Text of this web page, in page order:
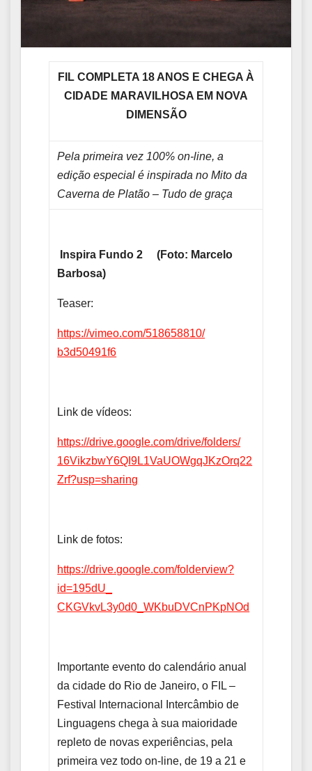
FIL COMPLETA 18 ANOS E CHEGA À
CIDADE MARAVILHOSA EM NOVA
DIMENSÃO
Pela primeira vez 100% on-line, a
edição especial é inspirada no Mito da
Caverna de Platão – Tudo de graça
Inspira Fundo 2 (Foto: Marcelo
Barbosa)
Teaser:
https://vimeo.com/518658810/
b3d50491f6
Link de vídeos:
https://drive.google.com/drive/folders/
16VikzbwY6QI9L1VaUOWgqJKzOrq22
Zrf?usp=sharing
Link de fotos:
https://drive.google.com/folderview?
id=195dU_
CKGVkvL3y0d0_WKbuDVCnPKpNOd
Importante evento do calendário anual
da cidade do Rio de Janeiro, o FIL –
Festival Internacional Intercâmbio de
Linguagens chega à sua maioridade
repleto de novas experiências, pela
primeira vez todo on-line, de 19 a 21 e